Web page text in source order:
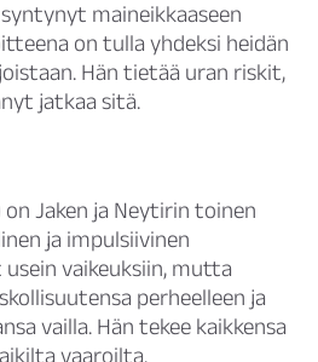
syntynyt maineikkaaseen
on tulla yhdeksi heidän
Hän tietää uran riskit,
jatkaa sitä.
on Jaken ja Neytirin toinen
ja impulsiivinen
vaikeuksiin, mutta
perheelleen ja
vailla. Hän tekee kaikkensa
vaaroilta.